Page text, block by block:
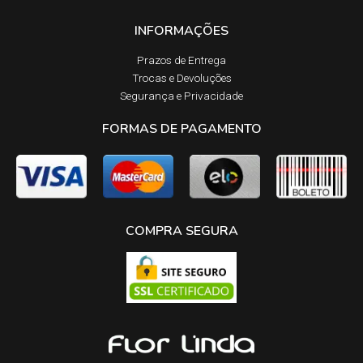
INFORMAÇÕES
Prazos de Entrega​
Trocas e Devoluções​
Segurança e Privacidade
FORMAS DE PAGAMENTO
COMPRA SEGURA